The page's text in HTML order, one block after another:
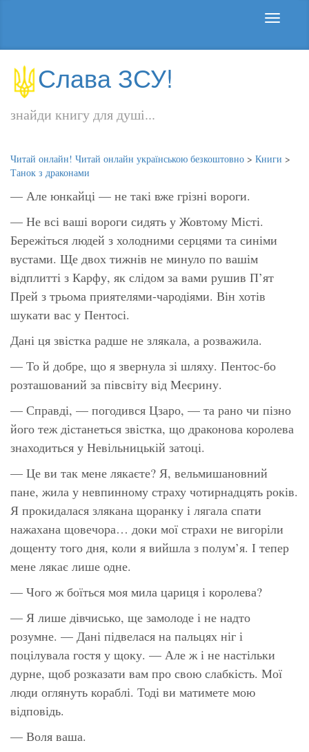
Слава ЗСУ!
знайди книгу для душі...
Читай онлайн! Читай онлайн українською безкоштовно > Книги >
Танок з драконами
— Але юнкайці — не такі вже грізні вороги.
— Не всі ваші вороги сидять у Жовтому Місті.
Бережіться людей з холодними серцями та синіми
вустами. Ще двох тижнів не минуло по вашім
відплитті з Карфу, як слідом за вами рушив П’ят
Прей з трьома приятелями-чародіями. Він хотів
шукати вас у Пентосі.
Дані ця звістка радше не злякала, а розважила.
— То й добре, що я звернула зі шляху. Пентос-бо
розташований за півсвіту від Меєрину.
— Справді, — погодився Цзаро, — та рано чи пізно
його теж дістанеться звістка, що драконова королева
знаходиться у Невільницькій затоці.
— Це ви так мене лякаєте? Я, вельмишановний
пане, жила у невпинному страху чотирнадцять років.
Я прокидалася злякана щоранку і лягала спати
нажахана щовечора… доки мої страхи не вигоріли
дощенту того дня, коли я вийшла з полум’я. І тепер
мене лякає лише одне.
— Чого ж боїться моя мила цариця і королева?
— Я лише дівчисько, ще замолоде і не надто
розумне. — Дані підвелася на пальцях ніг і
поцілувала гостя у щоку. — Але ж і не настільки
дурне, щоб розказати вам про свою слабкість. Мої
люди оглянуть кораблі. Тоді ви матимете мою
відповідь.
— Воля ваша.